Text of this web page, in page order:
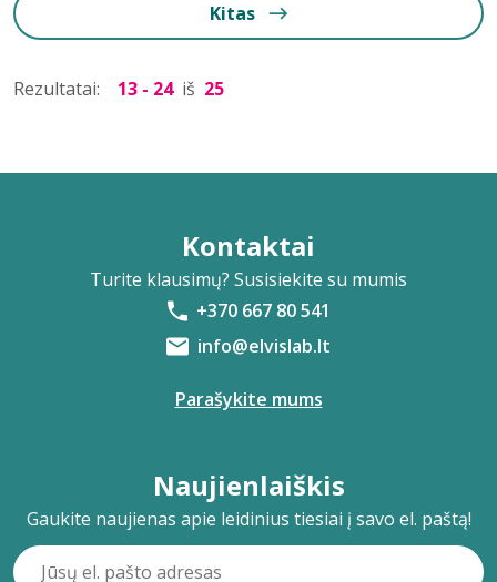
Kitas
Rezultatai: 13 - 24 iš 25
Kontaktai
Turite klausimų? Susisiekite su mumis
+370 667 80 541
info@elvislab.lt
Parašykite mums
Naujienlaiškis
Gaukite naujienas apie leidinius tiesiai į savo el. paštą!